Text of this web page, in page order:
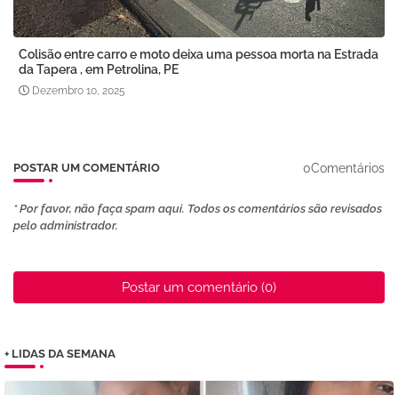
Colisão entre carro e moto deixa uma pessoa morta na Estrada
da Tapera , em Petrolina, PE
Dezembro 10, 2025
POSTAR UM COMENTÁRIO 0Comentários
* Por favor, não faça spam aqui. Todos os comentários são revisados ​​
pelo administrador.
Postar um comentário (0)
+ LIDAS DA SEMANA